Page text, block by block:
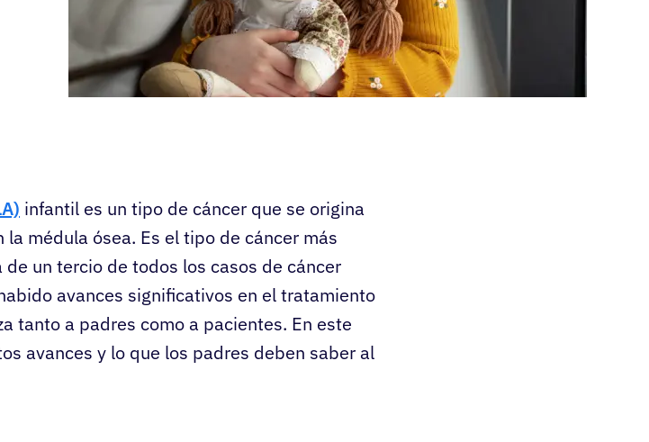
infantil es un tipo de cáncer que se origina
médula ósea. Es el tipo de cáncer más
un tercio de todos los casos de cáncer
avances significativos en el tratamiento
tanto a padres como a pacientes. En este
avances y lo que los padres deben saber al